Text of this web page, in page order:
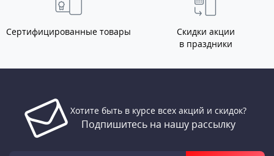
Сертифицированные товары
Скидки акции
в праздники
Хотите быть в курсе всех акций и скидок?
Подпишитесь на нашу рассылку